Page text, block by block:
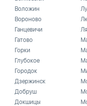
Воложин
Вороново
Ганцевичи
Гатово
Горки
Глубокое
Городок
Дзержинск
Добруш
Докшицы